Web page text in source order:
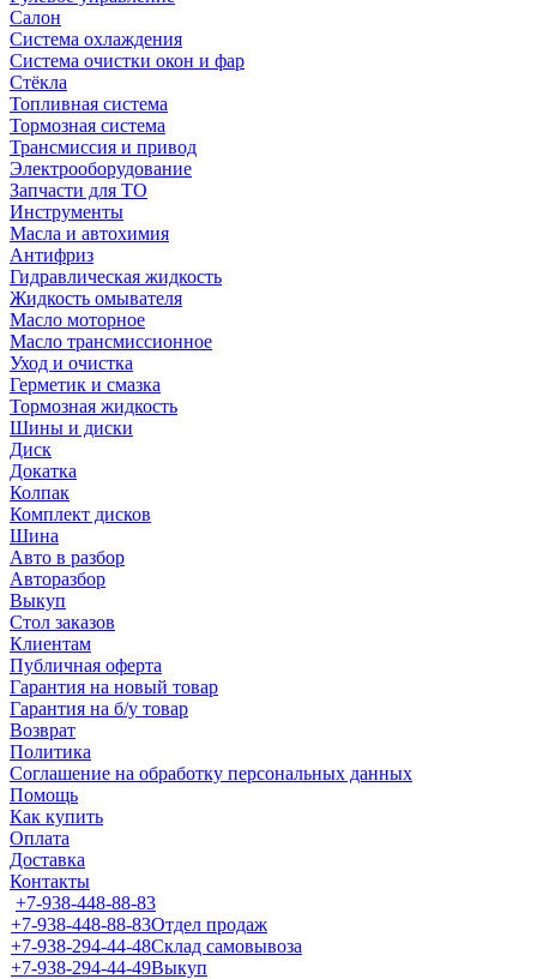
Салон
Система охлаждения
Система очистки окон и фар
Стёкла
Топливная система
Тормозная система
Трансмиссия и привод
Электрооборудование
Запчасти для ТО
Инструменты
Масла и автохимия
Антифриз
Гидравлическая жидкость
Жидкость омывателя
Масло моторное
Масло трансмиссионное
Уход и очистка
Герметик и смазка
Тормозная жидкость
Шины и диски
Диск
Докатка
Колпак
Комплект дисков
Шина
Авто в разбор
Авторазбор
Выкуп
Стол заказов
Клиентам
Публичная оферта
Гарантия на новый товар
Гарантия на б/у товар
Возврат
Политика
Соглашение на обработку персональных данных
Помощь
Как купить
Оплата
Доставка
Контакты
+7-938-448-88-83
+7-938-448-88-83Отдел продаж
+7-938-294-44-48Склад самовывоза
+7-938-294-44-49Выкуп